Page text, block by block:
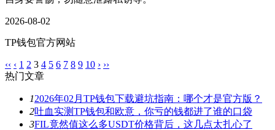
2026-08-02
TP钱包官方网站
‹‹ ‹ 1 2 3 4 5 6 7 8 9 10 › ››
热门文章
12026年02月TP钱包下载避坑指南：哪个才是官方版？
2吐血实测TP钱包和欧意，你亏的钱都进了谁的口袋
3FIL竟然值这么多USDT价格背后，这几点太扎心了